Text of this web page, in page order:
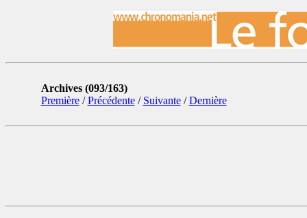
Archives (093/163)
Première/Précédente/ Suivante/Dernière